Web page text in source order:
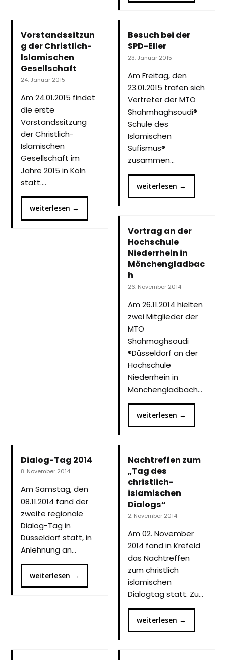
Vorstandssitzun
g der Christlich-
Islamischen
Gesellschaft
24. Januar 2015
Am 24.01.2015 findet
die erste
Vorstandssitzung
der Christlich-
Islamischen
Gesellschaft im
Jahre 2015 in Köln
statt.…
weiterlesen →
Besuch bei der
SPD-Eller
23. Januar 2015
Am Freitag, den
23.01.2015 trafen sich
Vertreter der MTO
Shahmhaghsoudi®
Schule des
Islamischen
Sufismus®
zusammen…
weiterlesen →
Vortrag an der
Hochschule
Niederrhein in
Mönchengladbac
h
26. November 2014
Am 26.11.2014 hielten
zwei Mitglieder der
MTO
Shahmaghsoudi
®Düsseldorf an der
Hochschule
Niederrhein in
Mönchengladbach…
weiterlesen →
Dialog-Tag 2014
8. November 2014
Am Samstag, den
08.11.2014 fand der
zweite regionale
Dialog-Tag in
Düsseldorf statt, in
Anlehnung an…
weiterlesen →
Nachtreffen zum
„Tag des
christlich-
islamischen
Dialogs“
2. November 2014
Am 02. November
2014 fand in Krefeld
das Nachtreffen
zum christlich
islamischen
Dialogtag statt. Zu…
weiterlesen →